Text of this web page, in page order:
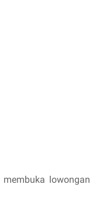
lowongan